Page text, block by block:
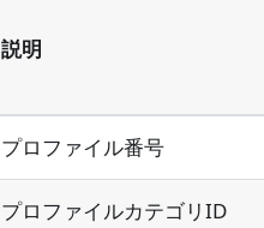
説明
プロファイル番号
プロファイルカテゴリID